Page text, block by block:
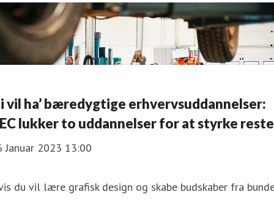
vil ha’ bæredygtige erhvervsuddannelser:
lukker to uddannelser for at styrke
Januar 2023 13:00
du vil lære grafisk design og skabe budskaber fra